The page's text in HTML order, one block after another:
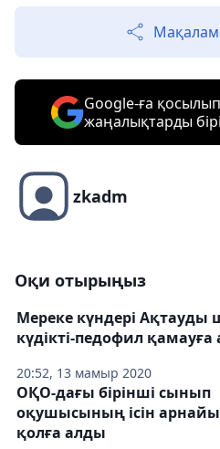
Google-ға
жаңалықтарды
zkadm
Оқи отырыңыз
20:52, 13 мамыр 2020
Мереке күндері Ақтауды
күдікті-педофил
ОҚО-дағы бірінші сынып
оқушысының ісін
қолға алды